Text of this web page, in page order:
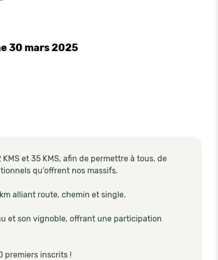
30 mars 2025
et 35 KMS, afin de permettre à tous, de
qu’offrent nos massifs.
alliant route, chemin et single.
et son vignoble, offrant une participation
premiers inscrits !